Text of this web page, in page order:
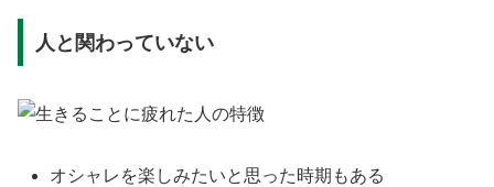
人と関わっていない
オシャレを楽しみたいと思った時期もある